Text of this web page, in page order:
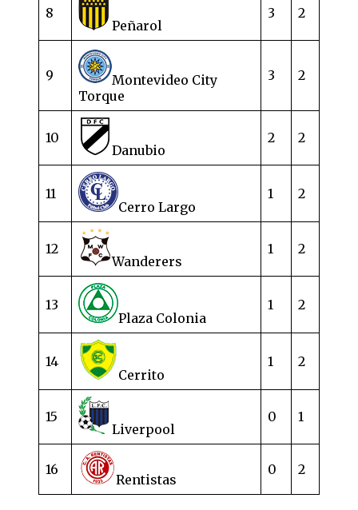
8
Peñarol
3 2
9
Montevideo City
Torque
3 2
10
Danubio
2 2
11
Cerro Largo
1 2
12
Wanderers
1 2
13
Plaza Colonia
1 2
14
Cerrito
1 2
15
Liverpool
0 1
16
Rentistas
0 2